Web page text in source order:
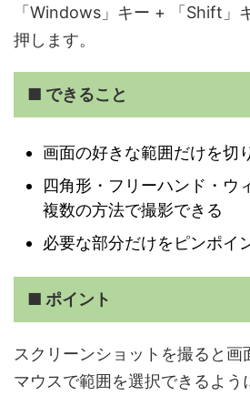
「Windows」キー + 「Shift」
押します。
■ できること
画面の好きな範囲だけを切
四角形・フリーハンド・ウ
複数の方法で撮影できる
必要な部分だけをピンポイ
■ ポイント
スクリーンショットを撮ると画
マウスで範囲を選択できるよう